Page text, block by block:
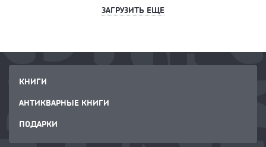
ЗАГРУЗИТЬ ЕЩЕ
КНИГИ
АНТИКВАРНЫЕ КНИГИ
ПОДАРКИ